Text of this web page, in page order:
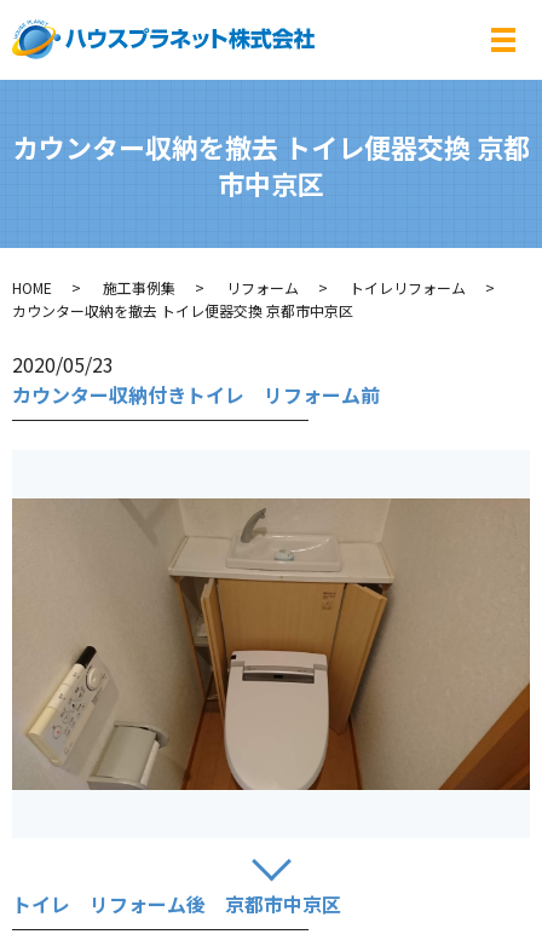
メ
カウンター収納を撤去 トイレ便器交換 京都
市中京区
HOME 施工事例集 リフォーム
トイレリフォーム
カウンター収納を撤去 トイレ便器交換 京都市中京区
2020/05/23
カウンター収納付きトイレ リフォーム前
トイレ リフォーム後 京都市中京区